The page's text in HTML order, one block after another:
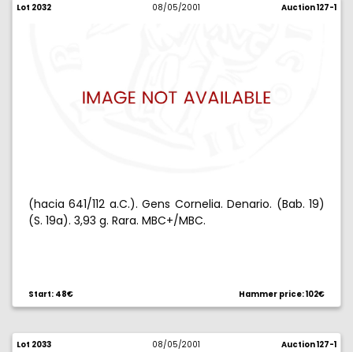
Lot 2032 08/05/2001 Auction 127-1
(hacia 641/112 a.C.). Gens Cornelia. Denario. (Bab. 19)
(S. 19a). 3,93 g. Rara. MBC+/MBC.
Start: 48€ Hammer price: 102€
Lot 2033 08/05/2001 Auction 127-1